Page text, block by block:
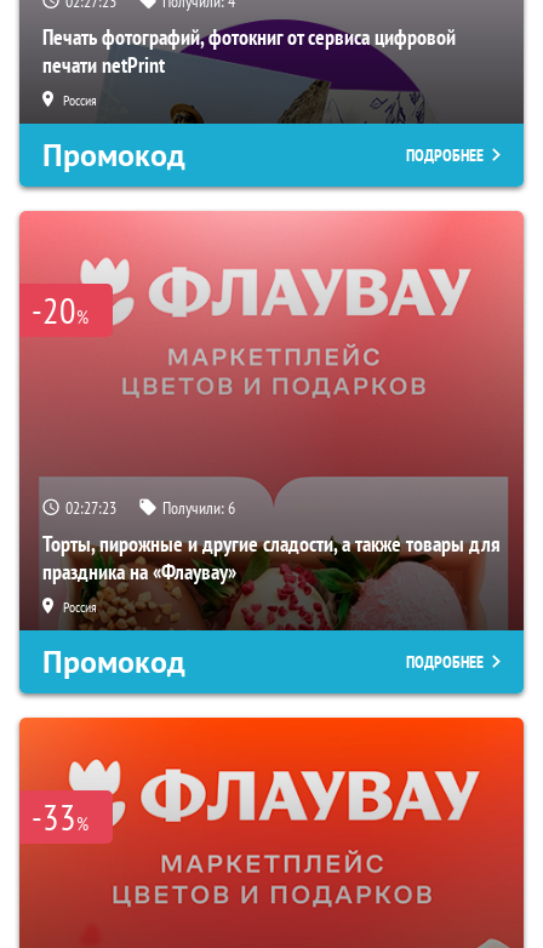
Печать фотографий, фотокниг от сервиса цифровой
печати netPrint
Россия
Промокод ПОДРОБНЕЕ
-20%
02:27:21 Получили:6
Торты, пирожные и другие сладости, а также товары для
праздника на «Флаувау»
Россия
Промокод ПОДРОБНЕЕ
-33%